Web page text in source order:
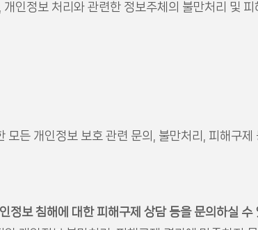
인정보 처리와 관련한 정보주체의 불만처리 및
든 개인정보 보호 관련 문의, 불만처리, 피해구
보 침해에 대한 피해구제 상담 등을 문의하실 수